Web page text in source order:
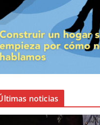
noticias